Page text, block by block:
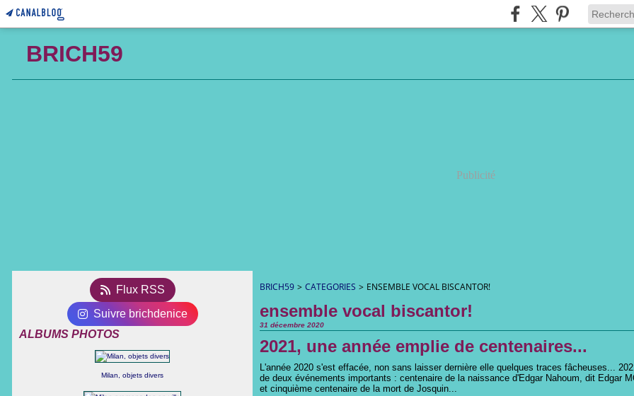
BRICH59
Publicité
Flux RSS
Suivre brichdenice
ALBUMS PHOTOS
Milan, objets divers
BRICH59 > CATEGORIES > ENSEMBLE VOCAL BISCANTOR!
ensemble vocal biscantor!
31 décembre 2020
2021, une année emplie de centenaires...
L'année 2020 s'est effacée, non sans laisser dernière elle quelques traces fâcheuses...
de deux événements importants : centenaire de la naissance d'Edgar Nahoum, dit Edgar
et cinquième centenaire de la mort de Josquin...